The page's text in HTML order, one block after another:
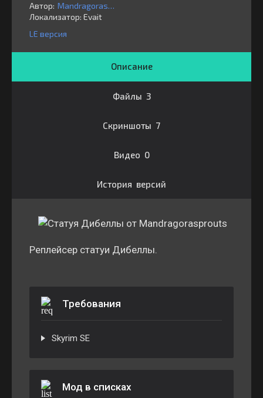
Автор:
Mandragorasprouts
Локализатор: ⁣⁣⁣Evait
LE версия
Описание
Файлы 3
Скриншоты 7
Видео 0
История версий
Реплейсер статуи Дибеллы.
Требования
Skyrim SE
Мод в списках